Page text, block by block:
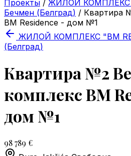
Проекты / ЖИЛОЙ КОМПЛЕКС
Бечмен (Белград) / Квартира
BM Residence - дом №1
ЖИЛОЙ КОМПЛЕКС "BM
(Белград)
Квартира №2
комплекс BM
дом №1
98 789 €